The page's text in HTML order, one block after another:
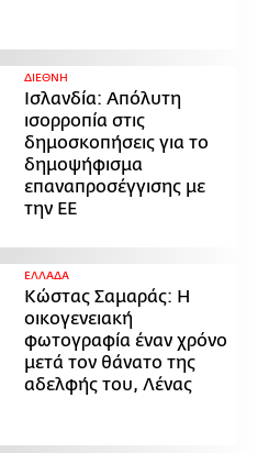
ΔΙΕΘΝΗ
Ισλανδία: Απόλυτη
ισορροπία στις
δημοσκοπήσεις για το
δημοψήφισμα
επαναπροσέγγισης με
την ΕΕ
ΕΛΛΑΔΑ
Κώστας Σαμαράς: Η
οικογενειακή
φωτογραφία έναν χρόνο
μετά τον θάνατο της
αδελφής του, Λένας